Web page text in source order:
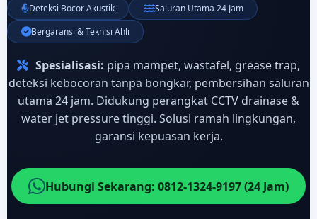
Deteksi Bocor Akustik
Saluran Utama 24 Jam
Bergaransi & Teknisi Ahli
Spesialisasi: pipa mampet, wastafel, grease trap,
deteksi kebocoran tanpa bongkar, pembersihan saluran
utama 24 jam. Didukung perangkat CCTV drainase &
water jet pressure tinggi. Solusi ramah lingkungan,
garansi kepuasan kerja.
Hubungi Sekarang: 0812-1324-9197 (24 Jam)